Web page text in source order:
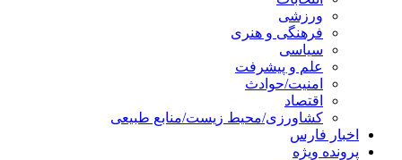
ورزشی
فرهنگی و هنری
سیاسی
علم و پیشرفت
امنیت/حوادث
اقتصاد
کشاورزی/محیط زیست/منابع طبیعی
اخبار فارس
پرونده ویژه